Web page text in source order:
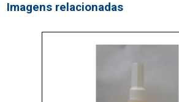
Imagens relacionadas